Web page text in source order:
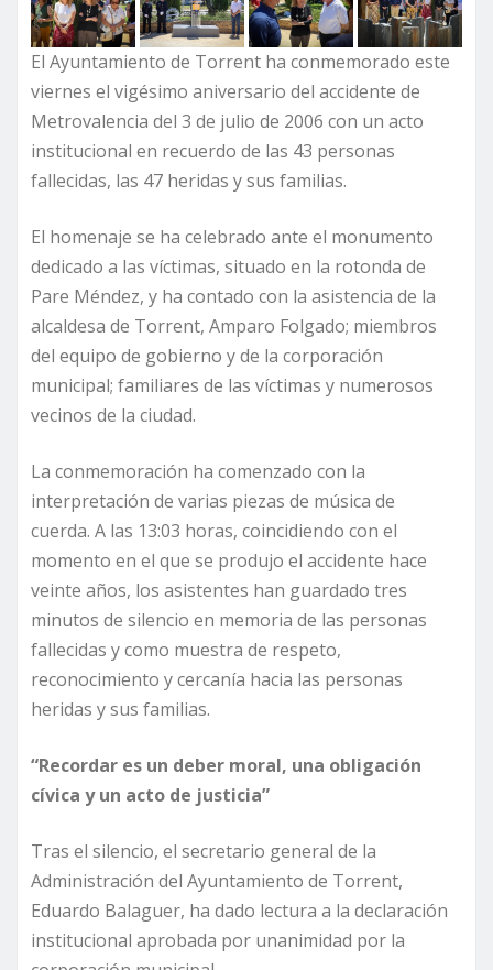
El Ayuntamiento de Torrent ha conmemorado este
viernes el vigésimo aniversario del accidente de
Metrovalencia del 3 de julio de 2006 con un acto
institucional en recuerdo de las 43 personas
fallecidas, las 47 heridas y sus familias.
El homenaje se ha celebrado ante el monumento
dedicado a las víctimas, situado en la rotonda de
Pare Méndez, y ha contado con la asistencia de la
alcaldesa de Torrent, Amparo Folgado; miembros
del equipo de gobierno y de la corporación
municipal; familiares de las víctimas y numerosos
vecinos de la ciudad.
La conmemoración ha comenzado con la
interpretación de varias piezas de música de
cuerda. A las 13:03 horas, coincidiendo con el
momento en el que se produjo el accidente hace
veinte años, los asistentes han guardado tres
minutos de silencio en memoria de las personas
fallecidas y como muestra de respeto,
reconocimiento y cercanía hacia las personas
heridas y sus familias.
“Recordar es un deber moral, una obligación
cívica y un acto de justicia”
Tras el silencio, el secretario general de la
Administración del Ayuntamiento de Torrent,
Eduardo Balaguer, ha dado lectura a la declaración
institucional aprobada por unanimidad por la